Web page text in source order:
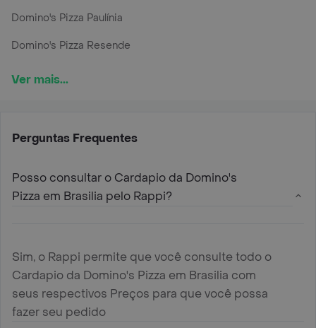
Domino's Pizza Paulínia
Domino's Pizza Resende
Ver mais...
Perguntas Frequentes
Posso consultar o Cardapio da Domino's
Pizza em Brasilia pelo Rappi?
Sim, o Rappi permite que você consulte todo o
Cardapio da Domino's Pizza em Brasilia com
seus respectivos Preços para que você possa
fazer seu pedido